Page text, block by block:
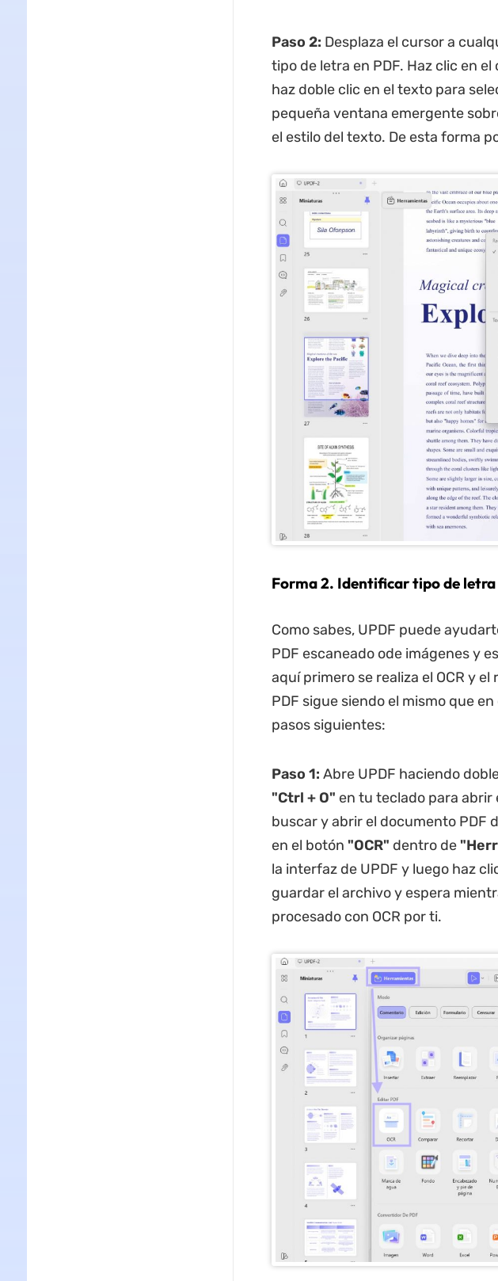
Paso 2: Desplaza el cursor a
tipo de letra en PDF. Haz clic en
haz doble clic en el texto para
pequeña ventana emergente
el estilo del texto. De esta forma
Forma 2. Identificar tipo de letra
Como sabes, UPDF puede
PDF escaneado ode imágenes y
aquí primero se realiza el OCR y
PDF sigue siendo el mismo que
pasos siguientes:
Paso 1: Abre UPDF haciendo
"Ctrl + O" en tu teclado para abrir
buscar y abrir el documento PDF
en el botón "OCR" dentro de
la interfaz de UPDF y luego haz
guardar el archivo y espera
procesado con OCR por ti.